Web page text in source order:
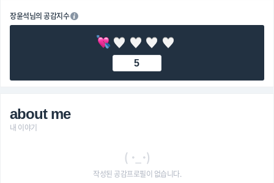
장윤석님의 공감지수
5
about me
내 이야기
( ･_･)
작성된 공감프로필이 없습니다.